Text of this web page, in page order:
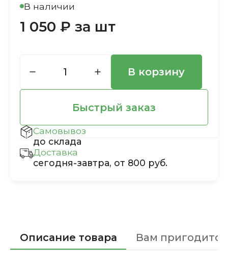
В наличии
1 050 ₽ за шт
В корзину
Быстрый заказ
Самовывоз
до склада
Доставка
сегодня-завтра, от 800 руб.
Описание товара Вам пригодится